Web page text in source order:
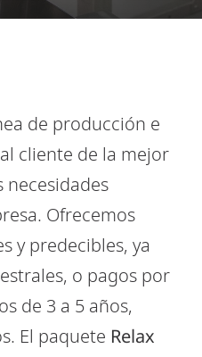
de producción e
cliente de la mejor
necesidades
Ofrecemos
y predecibles, ya
o pagos por
de 3 a 5 años,
El paquete Relax